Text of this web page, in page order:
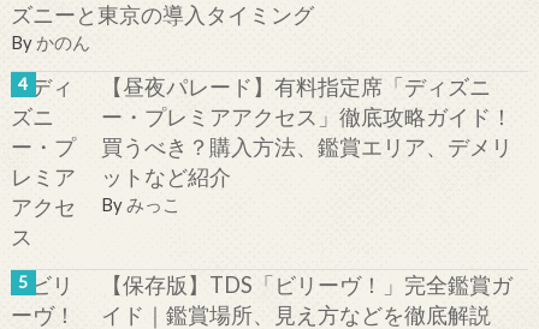
ズニーと東京の導入タイミング
By かのん
【昼夜パレード】有料指定席「ディズニ
ー・プレミアアクセス」徹底攻略ガイド！
買うべき？購入方法、鑑賞エリア、デメリ
ットなど紹介
Byみっこ
【保存版】TDS「ビリーヴ！」完全鑑賞ガ
イド｜鑑賞場所、見え方などを徹底解説